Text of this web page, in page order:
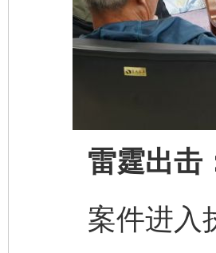
雷霆出击：
案件进入执